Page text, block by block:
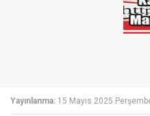
Yayınlanma: 15 Mayıs 2025